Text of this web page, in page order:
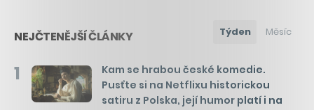
NEJČTENĚJŠÍ ČLÁNKY Týden Měsíc
1
Kam se hrabou české komedie.
Pusťte si na Netflixu historickou
satiru z Polska, její humor platí i na